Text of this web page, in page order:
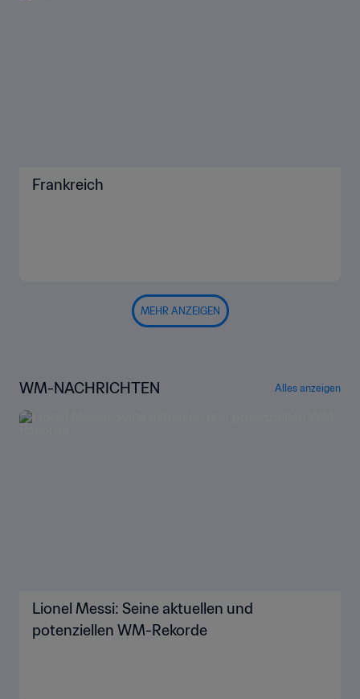
Frankreich
MEHR ANZEIGEN
WM-NACHRICHTEN Alles anzeigen
Lionel Messi: Seine aktuellen und
potenziellen WM-Rekorde